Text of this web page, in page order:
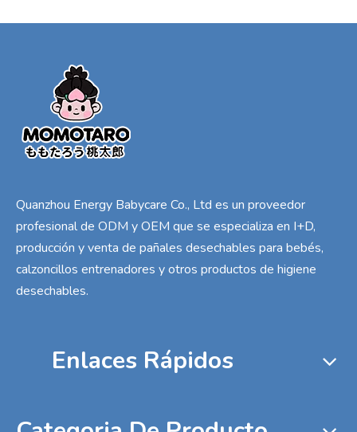
Quanzhou Energy Babycare Co., Ltd es un proveedor
profesional de ODM y OEM que se especializa en I+D,
producción y venta de pañales desechables para bebés,
calzoncillos entrenadores y otros productos de higiene
desechables.
Enlaces Rápidos